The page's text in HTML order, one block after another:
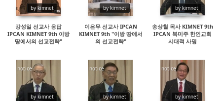
by kimnet
강성일 선교사 응답
IPCAN KIMNET 9th 이방
땅에서의 선교전략"
by kimnet
이은무 선교사 IPCAN
KIMNET 9th "이방 땅에서
의 선교전략"
by kimnet
송상철 목사 KIMNET 9th
IPCAN 북미주 한인교회
시대적 사명
notice
by kimnet
15005
notice
by kimnet
15657
notice
by kimnet
16214